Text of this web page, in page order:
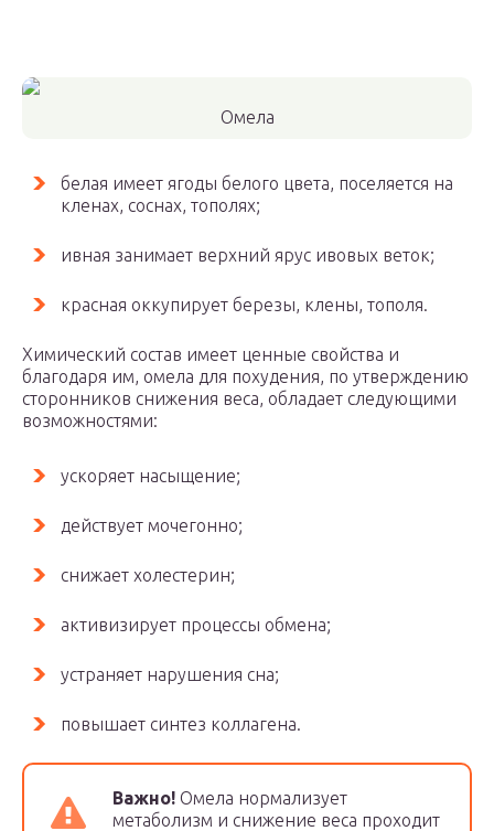
Омела
белая имеет ягоды белого цвета, поселяется на
кленах, соснах, тополях;
ивная занимает верхний ярус ивовых веток;
красная оккупирует березы, клены, тополя.
Химический состав имеет ценные свойства и
благодаря им, омела для похудения, по утверждению
сторонников снижения веса, обладает следующими
возможностями:
ускоряет насыщение;
действует мочегонно;
снижает холестерин;
активизирует процессы обмена;
устраняет нарушения сна;
повышает синтез коллагена.
Важно! Омела нормализует
метаболизм и снижение веса проходит